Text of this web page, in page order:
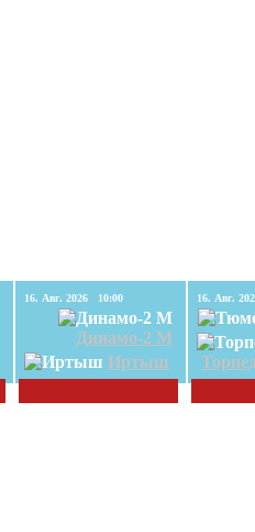
16. Авг. 2026 10:00
Динамо-2 М
Иртыш